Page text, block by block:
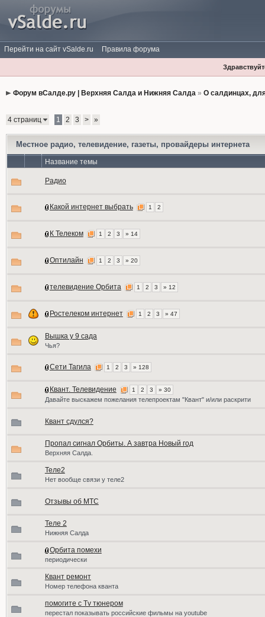
Перейти на сайт vSalde.ru Правила форума
Форум вСалде.ру | Верхняя Салда и Нижняя Салда» О салдинцах,
4 страниц 1 2 3 > »
Местное радио, телевидение, газеты, провайдеры интернета
Название темы
Радио
Какой интернет выбрать 1 2
К Телеком 1 2 3 » 14
Оптилайн 1 2 3 » 20
телевидение Орбита 1 2 3 » 12
Ростелеком интернет 1 2 3 » 47
Вышка у 9 сада
Чья?
Сети Тагила 1 2 3 » 128
Квант. Телевидение 1 2 3 » 30
Давайте выскажем пожелания телепроектам "Квант" и/или раскрити
Квант сдулся?
Пропал сигнал Орбиты. А завтра Новый год
Верхняя Салда.
Теле2
Нет вообще связи у теле2
Отзывы об МТС
Теле 2
Нижняя Салда
Орбита помехи
периодически
Квант ремонт
Номер телефона кванта
помогите с Tv тюнером
перестал показывать российские фильмы на youtube